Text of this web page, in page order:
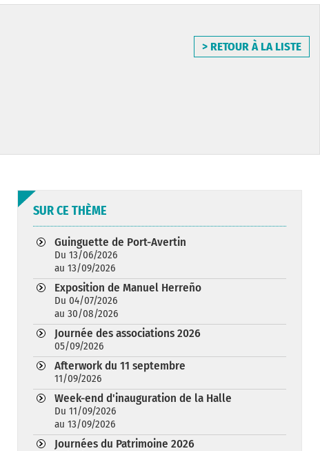
> RETOUR À LA LISTE
SUR CE THÈME
Guinguette de Port-Avertin
Du 13/06/2026
au 13/09/2026
Exposition de Manuel Herreño
Du 04/07/2026
au 30/08/2026
Journée des associations 2026
05/09/2026
Afterwork du 11 septembre
11/09/2026
Week-end d'inauguration de la Halle
Du 11/09/2026
au 13/09/2026
Journées du Patrimoine 2026